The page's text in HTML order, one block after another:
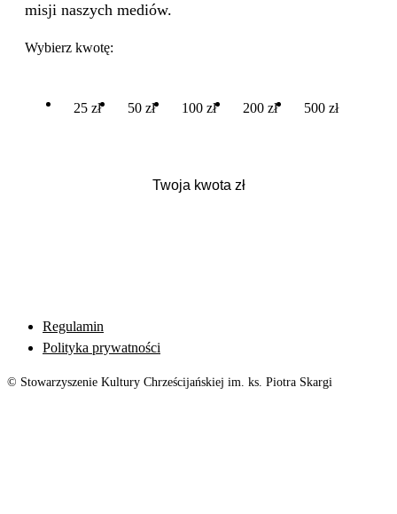
misji naszych mediów.
Wybierz kwotę:
25 zł 50 zł 100 zł 200 zł 500 zł
Regulamin
Polityka prywatności
© Stowarzyszenie Kultury Chrześcijańskiej im. ks. Piotra Skargi